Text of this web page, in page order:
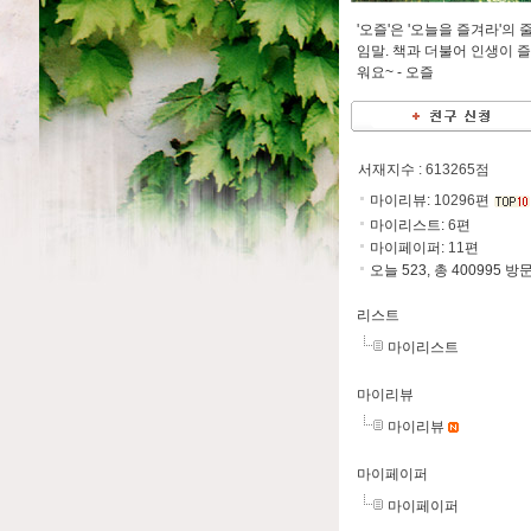
'오즐'은 '오늘을 즐겨라'의
임말. 책과 더불어 인생이
워요~ - 오즐
서재지수 : 613265점
마이리뷰: 10296편
마이리스트: 6편
마이페이퍼: 11 편
오늘 523, 총 400995 방
리스트
마이리스트
마이리뷰
마이리뷰
마이페이퍼
마이페이퍼